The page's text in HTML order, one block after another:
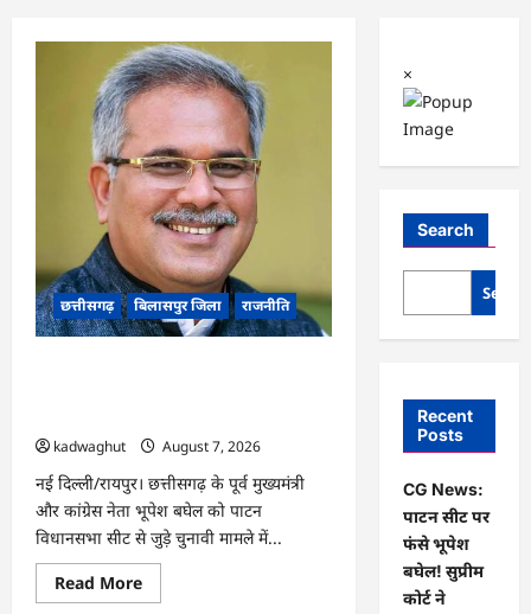
छत्तीसगढ़ बिलासपुर जिला राजनीति
kadwaghut
August 7, 2026
नई दिल्ली/रायपुर। छत्तीसगढ़ के पूर्व मुख्यमंत्री
और कांग्रेस नेता भूपेश बघेल को पाटन
विधानसभा सीट से जुड़े चुनावी मामले में...
Read MoreRead
more
×
Search
Recent
Posts
CG News:
पाटन सीट पर
फंसे भूपेश
बघेल! सुप्रीम
कोर्ट ने